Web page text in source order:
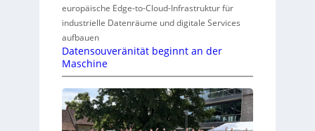
europäische Edge-to-Cloud-Infrastruktur für
industrielle Datenräume und digitale Services
aufbauen
Datensouveränität beginnt an der
Maschine